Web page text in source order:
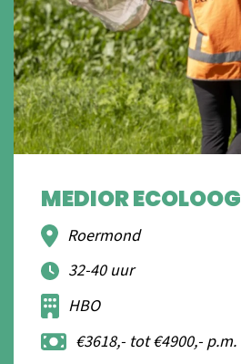
MEDIOR ECOLOOG
Roermond
32-40 uur
HBO
€3618,- tot €4900,- p.m.